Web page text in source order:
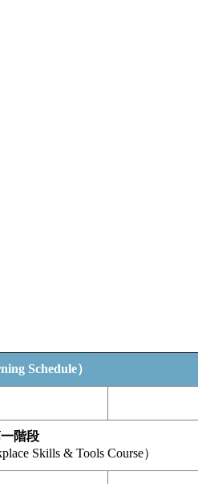
Schedule）
階段
Skills & Tools Course）